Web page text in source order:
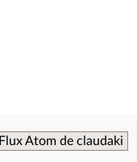
Flux Atom de claudaki